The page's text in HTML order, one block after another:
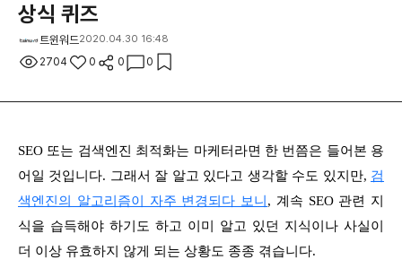
상식 퀴즈
트윈워드2020.04.30 16:48
2704 0 0 0
SEO 또는 검색엔진 최적화는 마케터라면 한 번쯤은 들어본 용
어일 것입니다. 그래서 잘 알고 있다고 생각할 수도 있지만, 검
색엔진의 알고리즘이 자주 변경되다 보니, 계속 SEO 관련 지
식을 습득해야 하기도 하고 이미 알고 있던 지식이나 사실이
더 이상 유효하지 않게 되는 상황도 종종 겪습니다.